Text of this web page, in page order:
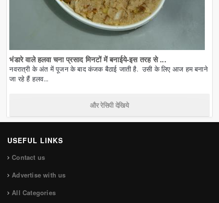
भंडारे वाले हलवा चना प्रसाद मिनटों में बनाईये-इस तरह से ...
नवरात्री के अंत में पूजन के बाद कंजक बैठाई जाती है. उसी के लिए आज हम बनाने
जा रहे हैं हलव...
और रेसिपी देखिये
USEFUL LINKS
Contact us
Advertise with us
All Categories